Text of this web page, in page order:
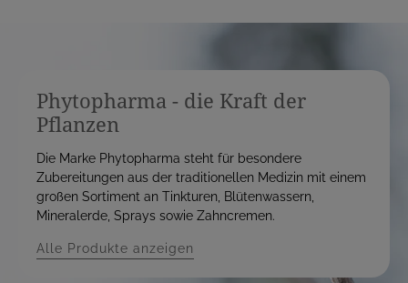
Phytopharma - die Kraft der
Pflanzen
Die Marke Phytopharma steht für besondere
Zubereitungen aus der traditionellen Medizin mit einem
großen Sortiment an Tinkturen, Blütenwassern,
Mineralerde, Sprays sowie Zahncremen.
Alle Produkte anzeigen